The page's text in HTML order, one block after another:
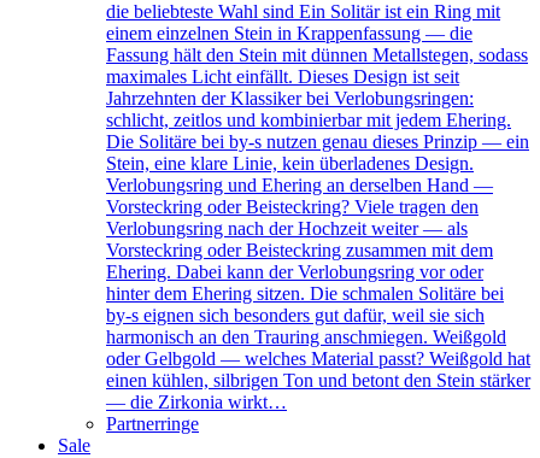
die beliebteste Wahl sind Ein Solitär ist ein Ring mit
einem einzelnen Stein in Krappenfassung — die
Fassung hält den Stein mit dünnen Metallstegen, sodass
maximales Licht einfällt. Dieses Design ist seit
Jahrzehnten der Klassiker bei Verlobungsringen:
schlicht, zeitlos und kombinierbar mit jedem Ehering.
Die Solitäre bei by-s nutzen genau dieses Prinzip — ein
Stein, eine klare Linie, kein überladenes Design.
Verlobungsring und Ehering an derselben Hand —
Vorsteckring oder Beisteckring? Viele tragen den
Verlobungsring nach der Hochzeit weiter — als
Vorsteckring oder Beisteckring zusammen mit dem
Ehering. Dabei kann der Verlobungsring vor oder
hinter dem Ehering sitzen. Die schmalen Solitäre bei
by-s eignen sich besonders gut dafür, weil sie sich
harmonisch an den Trauring anschmiegen. Weißgold
oder Gelbgold — welches Material passt? Weißgold hat
einen kühlen, silbrigen Ton und betont den Stein stärker
— die Zirkonia wirkt…
Partnerringe
Sale